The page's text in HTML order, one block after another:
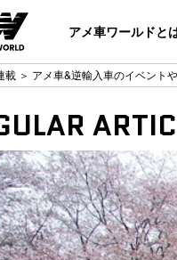
アメ車ワールドと
載 ＞ アメ車&逆輸入車のイベント